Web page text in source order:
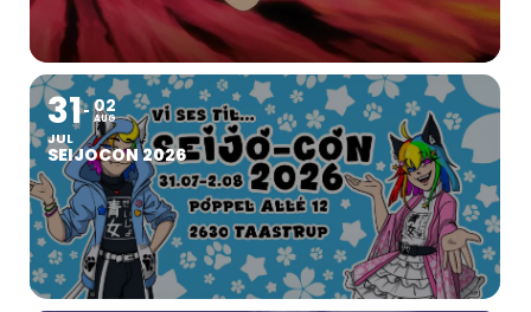
31
JUL
02
AUG
SEIJOCON 2026